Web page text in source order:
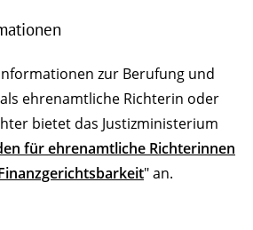
zur Berufung und
ehrenamtliche Richterin oder
bietet das Justizministerium
für ehrenamtliche Richterinnen
" an.